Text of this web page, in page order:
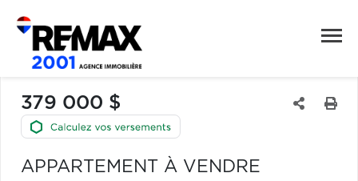
379 000 $
APPARTEMENT À VENDRE